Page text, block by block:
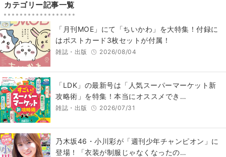
カテゴリー記事一覧
「月刊MOE」にて「ちいかわ」を大特集！付録に
はポストカード3枚セットが付属！
雑誌・出版 2026/08/04
「LDK」の最新号は「人気スーパーマーケット新
攻略術」を特集！本当にオススメでき…
雑誌・出版 2026/07/31
乃木坂46・小川彩が「週刊少年チャンピオン」に
登場！「衣装が制服じゃなくなったの…